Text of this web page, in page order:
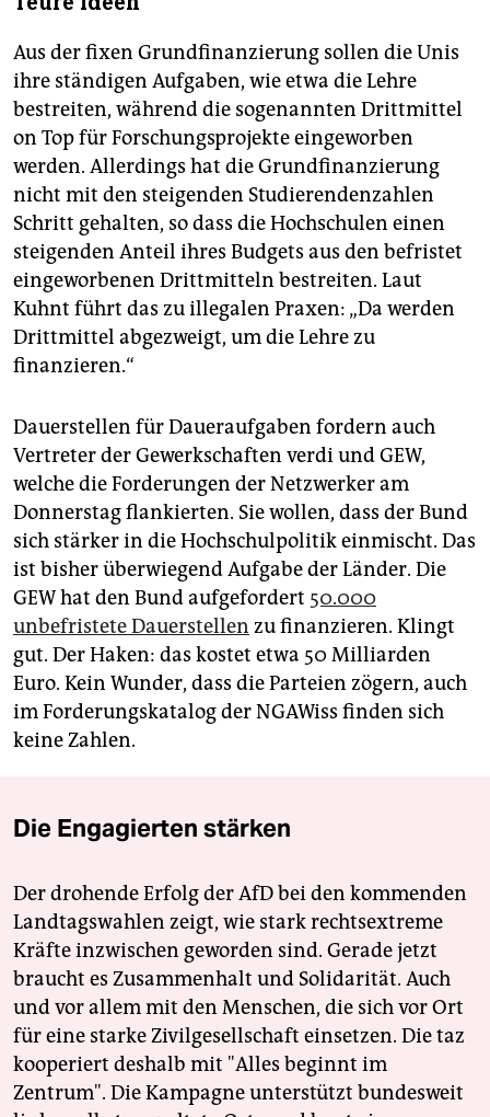
Aus der fixen Grundfinanzierung sollen die Unis
ihre ständigen Aufgaben, wie etwa die Lehre
bestreiten, während die sogenannten Drittmittel
on Top für Forschungsprojekte eingeworben
werden. Allerdings hat die Grundfinanzierung
nicht mit den steigenden Studierendenzahlen
Schritt gehalten, so dass die Hochschulen einen
steigenden Anteil ihres Budgets aus den befristet
eingeworbenen Drittmitteln bestreiten. Laut
Kuhnt führt das zu illegalen Praxen: „Da werden
Drittmittel abgezweigt, um die Lehre zu
finanzieren.“
Dauerstellen für Daueraufgaben fordern auch
Vertreter der Gewerkschaften verdi und GEW,
welche die Forderungen der Netzwerker am
Donnerstag flankierten. Sie wollen, dass der Bund
sich stärker in die Hochschulpolitik einmischt. Das
ist bisher überwiegend Aufgabe der Länder. Die
GEW hat den Bund aufgefordert 50.000
unbefristete Dauerstellen zu finanzieren. Klingt
gut. Der Haken: das kostet etwa 50 Milliarden
Euro. Kein Wunder, dass die Parteien zögern, auch
im Forderungskatalog der NGAWiss finden sich
keine Zahlen.
Die Engagierten stärken
Der drohende Erfolg der AfD bei den kommenden
Landtagswahlen zeigt, wie stark rechtsextreme
Kräfte inzwischen geworden sind. Gerade jetzt
braucht es Zusammenhalt und Solidarität. Auch
und vor allem mit den Menschen, die sich vor Ort
für eine starke Zivilgesellschaft einsetzen. Die taz
kooperiert deshalb mit "Alles beginnt im
Zentrum". Die Kampagne unterstützt bundesweit